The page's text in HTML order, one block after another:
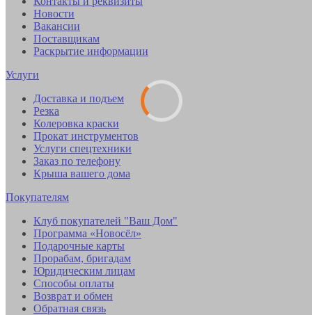
Новости
Вакансии
Поставщикам
Раскрытие информации
Услуги
Доставка и подъем
Резка
Колеровка краски
Прокат инструментов
Услуги спецтехники
Заказ по телефону
Крыша вашего дома
Покупателям
Клуб покупателей "Ваш Дом"
Программа «Новосёл»
Подарочные карты
Прорабам, бригадам
Юридическим лицам
Способы оплаты
Возврат и обмен
Обратная связь